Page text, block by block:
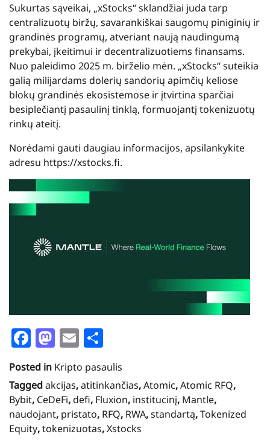
Sukurtas sąveikai, „xStocks“ sklandžiai juda tarp
centralizuotų biržų, savarankiškai saugomų piniginių ir
grandinės programų, atveriant naują naudingumą
prekybai, įkeitimui ir decentralizuotiems finansams.
Nuo paleidimo 2025 m. birželio mėn. „xStocks“ suteikia
galią milijardams dolerių sandorių apimčių keliose
blokų grandinės ekosistemose ir įtvirtina sparčiai
besiplečiantį pasaulinį tinklą, formuojantį tokenizuotų
rinkų ateitį.
Norėdami gauti daugiau informacijos, apsilankykite
adresu https://xstocks.fi.
Facebook
Mastodon
Email
Posted in Kripto pasaulis
Taggedakcijas,atitinkančias,Atomic,Atomic RFQ,
Bybit, CeDeFi,defi, Fluxion, institucinį, Mantle,
naudojant, pristato, RFQ, RWA,standartą,Tokenized
Equity,tokenizuotas,Xstocks